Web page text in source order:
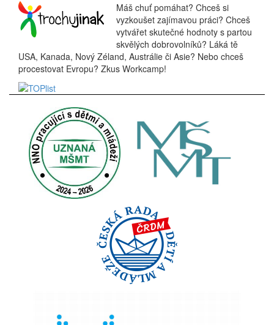
Máš chuť pomáhat? Chceš si
vyzkoušet zajímavou práci? Chceš
vytvářet skutečné hodnoty s partou
skvělých dobrovolníků? Láká tě
USA, Kanada, Nový Zéland, Austrálie či Asie? Nebo chceš
procestovat Evropu? Zkus Workcamp!